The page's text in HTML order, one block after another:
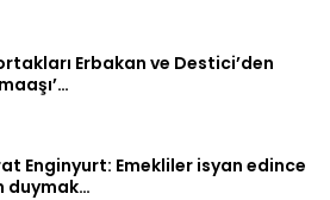
Erbakan ve Destici’den
Enginyurt: Emekliler isyan edince
duymak…